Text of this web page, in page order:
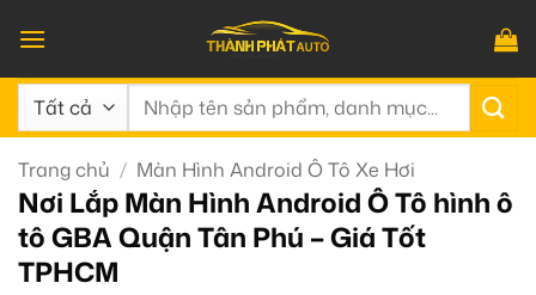
qua
nội
dung
Tìm
Trang chủ / Màn Hình Android Ô Tô Xe Hơi
Nơi Lắp Màn Hình Android Ô Tô hình ô
tô GBA Quận Tân Phú – Giá Tốt
TPHCM